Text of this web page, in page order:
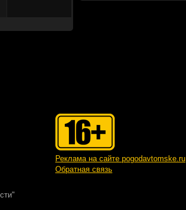
Реклама на сайте pogodavtomske.ru
Обратная связь